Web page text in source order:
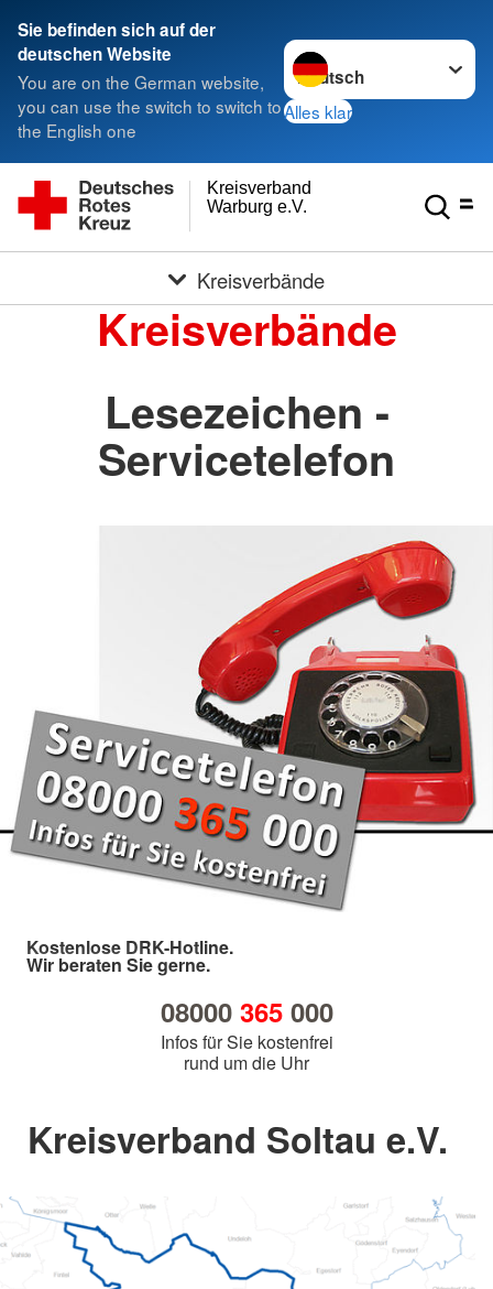
Sie befinden sich auf der
deutschen Website
You are on the German website,
you can use the switch to switch to
the English one
Sprache wechseln zu
Alles klar
Warburg e.V.
Kreisverband
Kreisverbände
Kreisverbände
Lesezeichen -
Servicetelefon
Kostenlose DRK-Hotline.
Wir beraten Sie gerne.
08000 365000
Infos für Sie kostenfrei
rund um die Uhr
Kreisverband Soltau e.V.